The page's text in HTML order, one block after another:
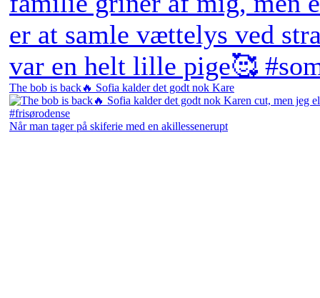
The bob is back🔥 Sofia kalder det godt nok Kare
Når man tager på skiferie med en akillessenerupt